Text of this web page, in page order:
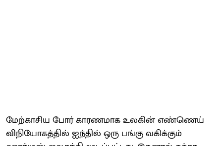
மேற்காசிய போர் காரணமாக உலகின் எண்ணெய்
விநியோகத்தில் ஐந்தில் ஒரு பங்கு வகிக்கும்